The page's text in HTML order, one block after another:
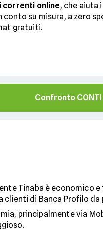
online, che aiuta
su misura, a zero
gratuiti.
Confronto CONTI
Tinaba è economico
clienti di Banca Profilo da
principalmente via